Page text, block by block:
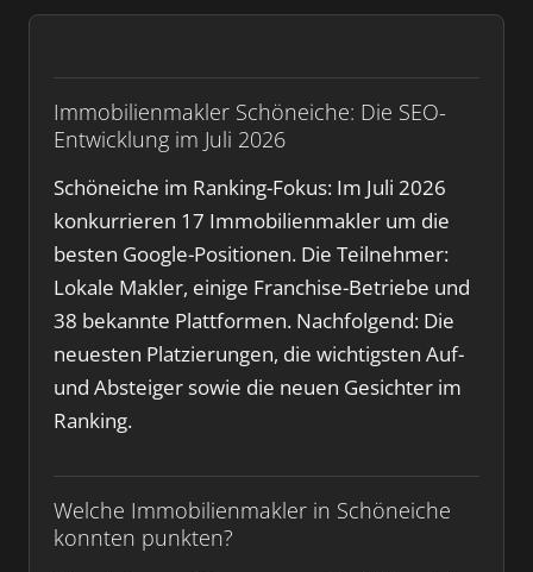
Immobilienmakler Schöneiche: Die SEO-
Entwicklung im Juli 2026
Schöneiche im Ranking-Fokus: Im Juli 2026
konkurrieren 17 Immobilienmakler um die
besten Google-Positionen. Die Teilnehmer:
Lokale Makler, einige Franchise-Betriebe und
38 bekannte Plattformen. Nachfolgend: Die
neuesten Platzierungen, die wichtigsten Auf-
und Absteiger sowie die neuen Gesichter im
Ranking.
Welche Immobilienmakler in Schöneiche
konnten punkten?